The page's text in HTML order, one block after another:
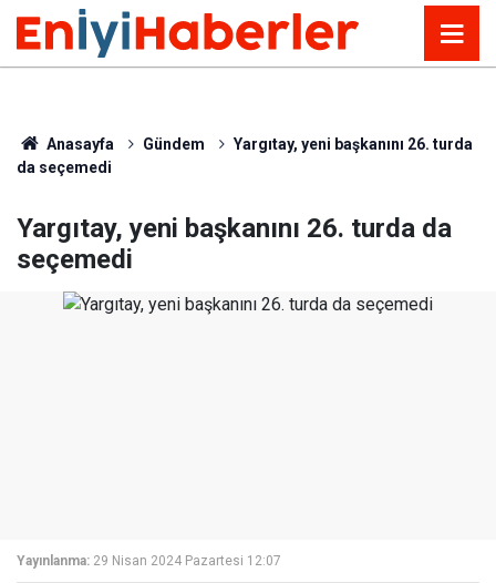
Anasayfa Gündem
Yargıtay, yeni başkanını 26. turda
da seçemedi
Yargıtay, yeni başkanını 26. turda da
seçemedi
Yayınlanma: 29 Nisan 2024 Pazartesi 12:07